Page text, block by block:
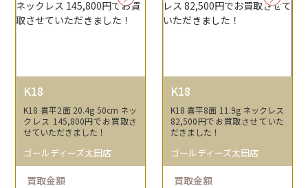
K18
K18 喜平2面 20.4g 50cm ネッ
クレス 145,800円でお買取さ
せていただきました！
ゴールディーズ太田店
買取金額
K18
K18 喜平8面 11.9g ネックレス
82,500円でお買取させていた
だきました！
ゴールディーズ太田店
買取金額